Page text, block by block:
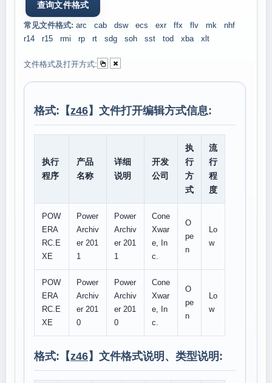
常见文件格式: arc cab dsw ecs exr ffx flv mk
nhf
r14
r15 rmi rp rt sdg soh sst tod xba xlt
文件格式及打开方式:
格式:【z46】文件打开编辑方式信息:
执行
程序
产品
名称
详细
说明
开发
公司
执
行
方
式
流
行
程
度
POW
ERA
RC.E
XE
Power
Archiv
er 201
1
Power
Archiv
er 201
1
Cone
Xwar
e, In
c.
O
pe
n
Lo
w
POW
ERA
RC.E
XE
Power
Archiv
er 201
0
Power
Archiv
er 201
0
Cone
Xwar
e, In
c.
O
pe
n
Lo
w
格式:【z46】文件格式说明、类型说明: